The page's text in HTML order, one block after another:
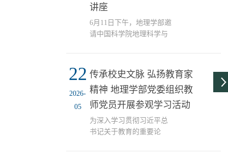
070503地图学与地理信息
系统博导、硕导6郝永红...
学地理学部联合天津师范
大学地理科普基地成功举
办“地图上的京津冀——区
模式，让同学们在听讲与
动手绘图中沉浸式读懂京
津冀协同发展的时...
讲座
6月11日下午，地理学部邀
请中国科学院地理科学与
段宗奇围绕科技期刊中常
见的问题地图及处理对策
作专题讲座，100余名师生
到场聆听学习。讲座中，
刊进行全面介绍，围绕科
技期刊中常见的问题地图
22
2026-
05
传承校史文脉 弘扬教育家
精神 地理学部党委组织教
师党员开展参观学习活动
为深入学习贯彻习近平总
书记关于教育的重要论